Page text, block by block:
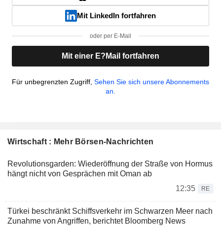
Mit LinkedIn fortfahren
oder per E-Mail
Mit einer E?Mail fortfahren
Für unbegrenzten Zugriff, Sehen Sie sich unsere Abonnements
an.
Wirtschaft : Mehr Börsen-Nachrichten
Revolutionsgarden: Wiederöffnung der Straße von Hormus
hängt nicht von Gesprächen mit Oman ab
12:35
RE
Türkei beschränkt Schiffsverkehr im Schwarzen Meer nach
Zunahme von Angriffen, berichtet Bloomberg News